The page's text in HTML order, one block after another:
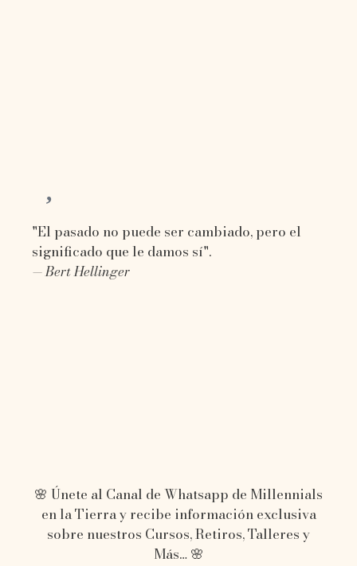
"El pasado no puede ser cambiado, pero el
significado que le damos sí".
— Bert Hellinger
🌸 Únete al Canal de Whatsapp de Millennials
en la Tierra y recibe información exclusiva
sobre nuestros Cursos, Retiros, Talleres y
Más… 🌸